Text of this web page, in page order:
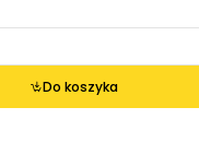
Do koszyka